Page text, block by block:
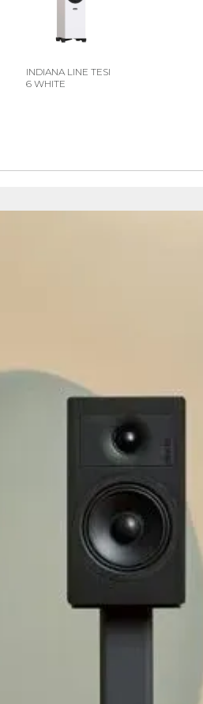
INDIANA LINE TESI
6 WHITE